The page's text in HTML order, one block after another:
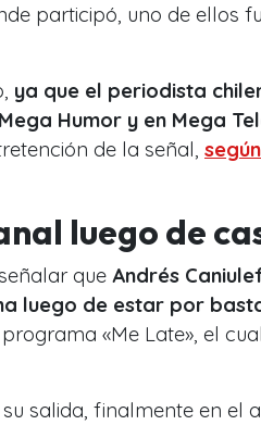
participó, uno de ellos
ya que el periodista
Humor y en Mega
de la señal,
luego de
que Andrés
luego de estar por
«Me Late», el
salida, finalmente en el